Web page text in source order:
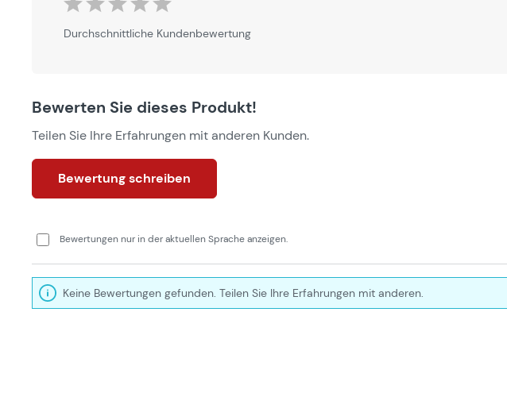
Durchschnittliche Bewertung von 0 von 5 Sternen
Durchschnittliche Kundenbewertung
Bewerten Sie dieses Produkt!
Teilen Sie Ihre Erfahrungen mit anderen Kunden.
Bewertung schreiben
Bewertungen nur in der aktuellen Sprache anzeigen.
Keine Bewertungen gefunden. Teilen Sie Ihre Erfahrungen mit anderen.